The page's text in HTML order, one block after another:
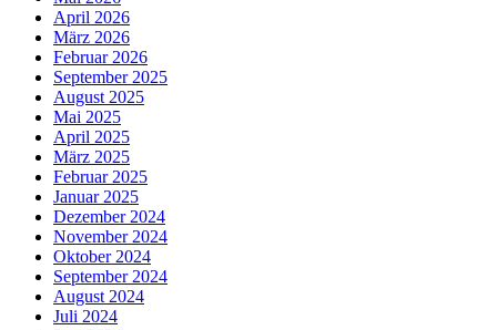
April 2026
März 2026
Februar 2026
September 2025
August 2025
Mai 2025
April 2025
März 2025
Februar 2025
Januar 2025
Dezember 2024
November 2024
Oktober 2024
September 2024
August 2024
Juli 2024